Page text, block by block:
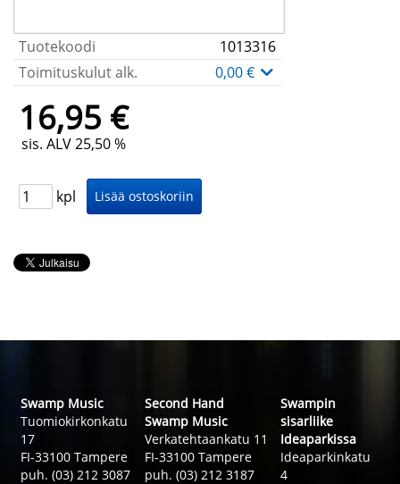
Tuotekoodi
1013316
Toimituskulut alk.
0,00 €
16,95 €
sis. ALV 25,50 %
kpl
Swamp Music
Tuomiokirkonkatu
17
FI-33100 Tampere
puh. (03) 212 3087
Second Hand
Swamp Music
Verkatehtaankatu 11
FI-33100 Tampere
puh. (03) 212 3187
Swampin
sisarliike
Ideaparkissa
Ideaparkinkatu
4